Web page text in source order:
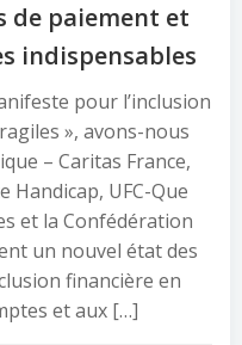
de paiement et
indispensables
pour l’inclusion
», avons-nous
– Caritas France,
Handicap, UFC-Que
et la Confédération
un nouvel état des
financière en
et aux […]